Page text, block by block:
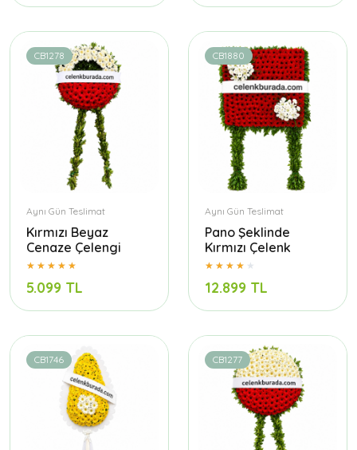
CB1278
Aynı Gün Teslimat
Kırmızı Beyaz
Cenaze Çelengi
5.099 TL
CB1880
Aynı Gün Teslimat
Pano Şeklinde
Kırmızı Çelenk
12.899 TL
CB1746 CB1277